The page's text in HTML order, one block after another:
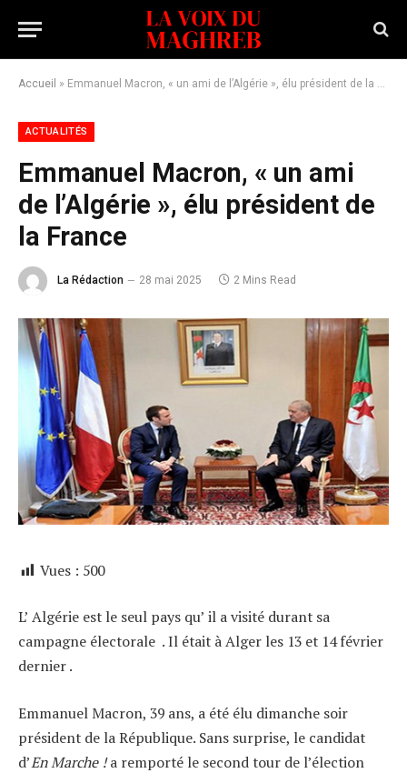
Accueil » Emmanuel Macron, « un ami de l’Algérie », élu président de la France
ACTUALITÉS
Emmanuel Macron, « un ami
de l’Algérie », élu président de
la France
La Rédaction 28 mai 2025 2 Mins Read
Vues : 500
L’ Algérie est le seul pays qu’ il a visité durant sa
campagne électorale . Il était à Alger les 13 et 14 février
dernier .
Emmanuel Macron, 39 ans, a été élu dimanche soir
président de la République. Sans surprise, le candidat
d’En Marche !a remporté le second tour de l’élection